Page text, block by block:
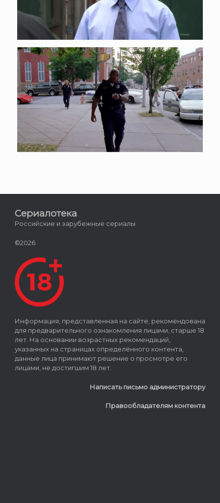
Сериалотека
Российские и зарубежные сериалы
©2026
Информация, представленная на сайте, рекомендована
для предварительного ознакомления лицами, старше 18
лет. На основании возрастных рекомендаций,
указанных на страницах определённого контента,
данные лица принимают решение о просмотре его
лицами, не достигшим 18 лет.
Написать письмо администратору
Правообладателям контента